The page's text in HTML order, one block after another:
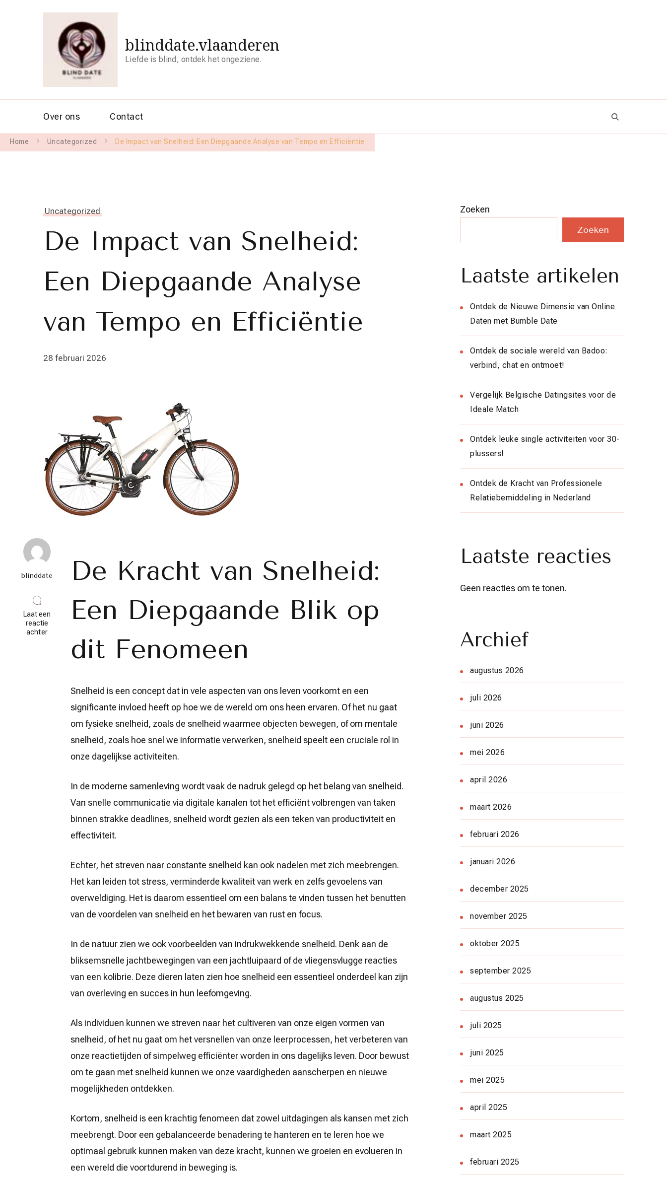
blinddate.vlaanderen
Liefde is blind, ontdek het ongeziene.
Over ons Contact
Home Uncategorized De Impact van Snelheid: Een Diepgaande Analyse van Tempo en Efficiëntie
Uncategorized
De Impact van Snelheid:
Een Diepgaande Analyse
van Tempo en Efficiëntie
28 februari 2026
blinddate
Laat een
reactie
achterop
Analyse
De Kracht van Snelheid:
Een Diepgaande Blik op
dit Fenomeen
Snelheid is een concept dat in vele aspecten van ons leven voorkomt en een
significante invloed heeft op hoe we de wereld om ons heen ervaren. Of het nu gaat
om fysieke snelheid, zoals de snelheid waarmee objecten bewegen, of om mentale
snelheid, zoals hoe snel we informatie verwerken, snelheid speelt een cruciale rol in
onze dagelijkse activiteiten.
In de moderne samenleving wordt vaak de nadruk gelegd op het belang van snelheid.
Van snelle communicatie via digitale kanalen tot het efficiënt volbrengen van taken
binnen strakke deadlines, snelheid wordt gezien als een teken van productiviteit en
effectiviteit.
Echter, het streven naar constante snelheid kan ook nadelen met zich meebrengen.
Het kan leiden tot stress, verminderde kwaliteit van werk en zelfs gevoelens van
overweldiging. Het is daarom essentieel om een balans te vinden tussen het benutten
van de voordelen van snelheid en het bewaren van rust en focus.
In de natuur zien we ook voorbeelden van indrukwekkende snelheid. Denk aan de
bliksemsnelle jachtbewegingen van een jachtluipaard of de vliegensvlugge reacties
van een kolibrie. Deze dieren laten zien hoe snelheid een essentieel onderdeel kan zijn
van overleving en succes in hun leefomgeving.
Als individuen kunnen we streven naar het cultiveren van onze eigen vormen van
snelheid, of het nu gaat om het versnellen van onze leerprocessen, het verbeteren van
onze reactietijden of simpelweg efficiënter worden in ons dagelijks leven. Door bewust
om te gaan met snelheid kunnen we onze vaardigheden aanscherpen en nieuwe
mogelijkheden ontdekken.
Kortom, snelheid is een krachtig fenomeen dat zowel uitdagingen als kansen met zich
meebrengt. Door een gebalanceerde benadering te hanteren en te leren hoe we
optimaal gebruik kunnen maken van deze kracht, kunnen we groeien en evolueren in
een wereld die voortdurend in beweging is.
Zoeken
Zoeken
Laatste artikelen
Ontdek de Nieuwe Dimensie van Online
Daten met Bumble Date
Ontdek de sociale wereld van Badoo:
verbind, chat en ontmoet!
Vergelijk Belgische Datingsites voor de
Ideale Match
Ontdek leuke single activiteiten voor 30-
plussers!
Ontdek de Kracht van Professionele
Relatiebemiddeling in Nederland
Laatste reacties
Geen reacties om te tonen.
Archief
augustus 2026
juli 2026
juni 2026
mei 2026
april 2026
maart 2026
februari 2026
januari 2026
december 2025
november 2025
oktober 2025
september 2025
augustus 2025
juli 2025
juni 2025
mei 2025
april 2025
maart 2025
februari 2025